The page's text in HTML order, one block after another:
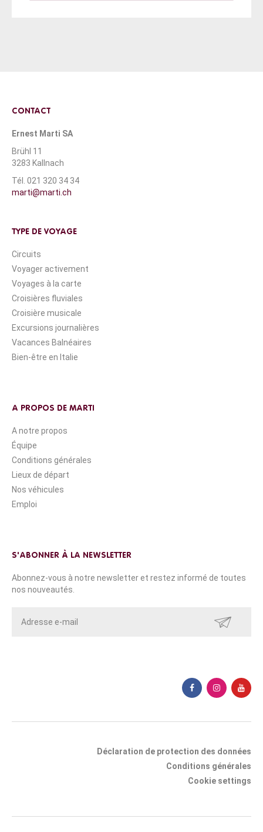
CONTACT
Ernest Marti SA
Brühl 11
3283 Kallnach
Tél. 021 320 34 34
marti@marti.ch
TYPE DE VOYAGE
Circuits
Voyager activement
Voyages à la carte
Croisières fluviales
Croisière musicale
Excursions journalières
Vacances Balnéaires
Bien-être en Italie
A PROPOS DE MARTI
A notre propos
Équipe
Conditions générales
Lieux de départ
Nos véhicules
Emploi
S'ABONNER À LA NEWSLETTER
Abonnez-vous à notre newsletter et restez informé de toutes
nos nouveautés.
ENVOYER
Déclaration de protection des données
Conditions générales
Cookie settings